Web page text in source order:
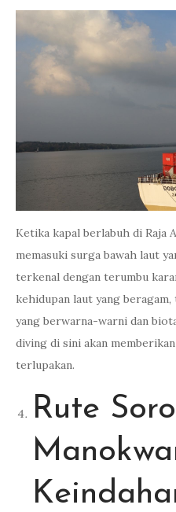
Ketika kapal berlabuh di Raja
memasuki surga bawah laut
terkenal dengan terumbu
kehidupan laut yang
yang berwarna-warni dan
diving di sini akan
terlupakan.
Rute